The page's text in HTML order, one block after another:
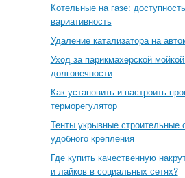
Котельные на газе:
вариативность
Удаление катализатора на
Уход за парикмахерской
долговечности
Как установить и настроить
терморегулятор
Тенты укрывные
удобного крепления
Где купить качественную
и лайков в социальных сетях?